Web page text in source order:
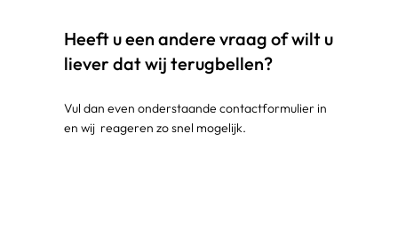
Heeft u een andere vraag of wilt u
liever dat wij terugbellen?
Vul dan even onderstaande contactformulier in
en wij reageren zo snel mogelijk.